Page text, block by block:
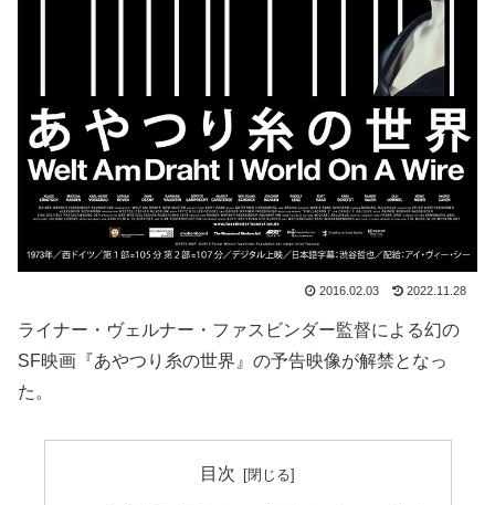
2016.02.03 2022.11.28
ライナー・ヴェルナー・ファスビンダー監督による幻の
SF映画『あやつり糸の世界』の予告映像が解禁となっ
た。
目次